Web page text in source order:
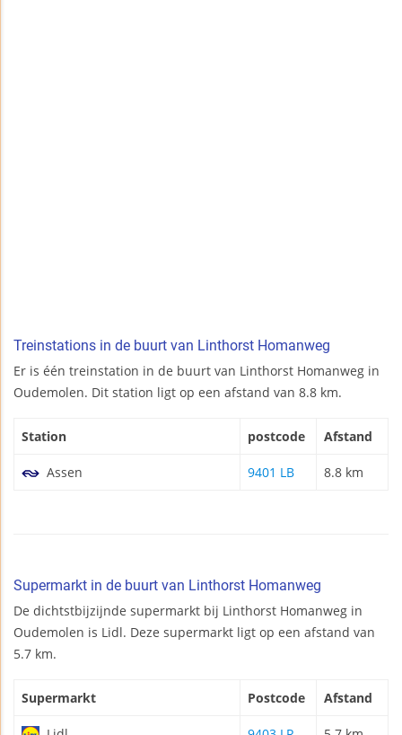
Treinstations in de buurt van Linthorst Homanweg
Er is één treinstation in de buurt van Linthorst Homanweg in
Oudemolen. Dit station ligt op een afstand van 8.8 km.
Station postcode Afstand
Assen 9401 LB 8.8 km
Supermarkt in de buurt van Linthorst Homanweg
De dichtstbijzijnde supermarkt bij Linthorst Homanweg in
Oudemolen is Lidl. Deze supermarkt ligt op een afstand van
5.7 km.
Supermarkt Postcode Afstand